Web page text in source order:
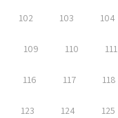
102 103 104
109 110 111
116 117 118
123 124 125